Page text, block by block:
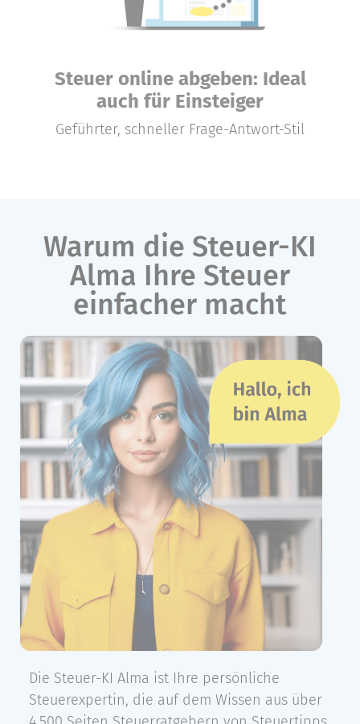
Steuer online abgeben: Ideal
auch für Einsteiger
Geführter, schneller Frage-Antwort-Stil
Warum die Steuer-KI
Alma Ihre Steuer
einfacher macht
Die Steuer-KI Alma ist Ihre persönliche
Steuerexpertin, die auf dem Wissen aus über